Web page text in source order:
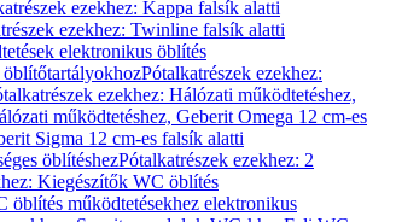
ezekhez: Kappa falsík alatti
ezekhez: Twinline falsík alatti
elektronikus öblítés
öblítőtartályokhozPótalkatrészek ezekhez:
ezekhez: Hálózati működtetéshez,
működtetéshez, Geberit Omega 12 cm-es
Sigma 12 cm-es falsík alatti
öblítéshezPótalkatrészek ezekhez: 2
Kiegészítők WC öblítés
öblítés működtetésekhez elektronikus